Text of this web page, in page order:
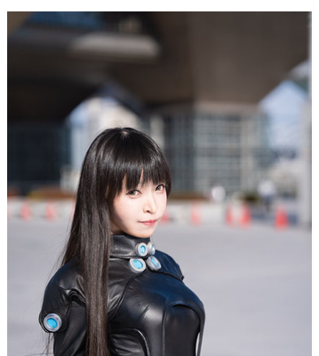
ビジネス
書評 イベント
ゲーム
アニメ 映画/ドラマ
アニメ！アニメ！TV
連載・コラム